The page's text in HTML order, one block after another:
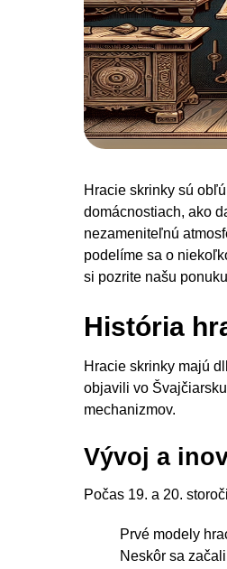
Hracie skrinky sú
domácnostiach, ako
nezameniteľnú
podelíme sa o
si pozrite našu
História
Hracie skrinky majú
objavili vo
mechanizmov.
Vývoj a
Počas 19. a 20.
Prvé modely
Neskôr sa